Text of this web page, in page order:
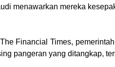
menawarkan mereka
Financial Times,
pangeran yang ditangkap,